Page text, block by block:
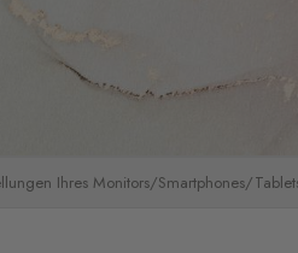
Ihres Monitors/Smartphones/